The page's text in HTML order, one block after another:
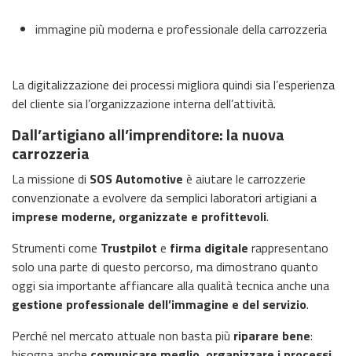
immagine più moderna e professionale della carrozzeria
La digitalizzazione dei processi migliora quindi sia l’esperienza
del cliente sia l’organizzazione interna dell’attività.
Dall’artigiano all’imprenditore: la nuova
carrozzeria
La missione di SOS Automotive è aiutare le carrozzerie
convenzionate a evolvere da semplici laboratori artigiani a
imprese moderne, organizzate e profittevoli.
Strumenti come Trustpilot e firma digitale rappresentano
solo una parte di questo percorso, ma dimostrano quanto
oggi sia importante affiancare alla qualità tecnica anche una
gestione professionale dell’immagine e del servizio.
Perché nel mercato attuale non basta più riparare bene: